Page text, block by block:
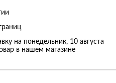
на понедельник, 10 августа
в нашем магазине